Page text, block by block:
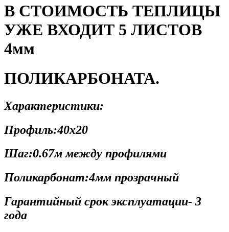
В СТОИМОСТЬ ТЕПЛИЦЫ
УЖЕ ВХОДИТ 5 ЛИСТОВ
4мм
ПОЛИКАРБОНАТА.
Характеристики:
Профиль:40х20
Шаг:0.67м между профилями
Поликарбонат:4мм прозрачный
Гарантийный срок эксплуатации- 3
года